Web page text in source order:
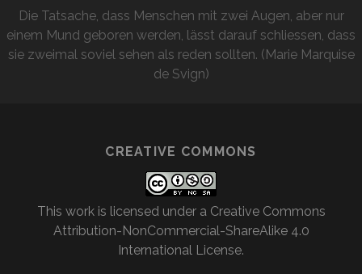
Die Tatsache, dass Menschen mit zwei Augen, aber nur
einem Mund geboren werden, lässt darauf schliessen, dass
sie zweimal soviel sehen als reden sollten. (Marie Marquise
de Svign)
CREATIVE COMMONS
This work is licensed under a Creative Commons
Attribution-NonCommercial-ShareAlike 4.0
International License.